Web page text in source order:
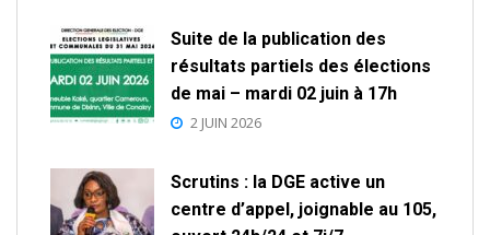
Suite de la publication des
résultats partiels des élections
de mai – mardi 02 juin à 17h
2 JUIN 2026
Scrutins : la DGE active un
centre d’appel, joignable au 105,